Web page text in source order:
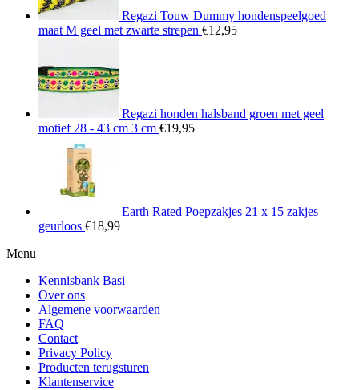
Regazi Touw Dummy hondenspeelgoed
maat M geel met zwarte strepen €12,95
Regazi honden halsband groen met geel
motief 28 - 43 cm 3 cm €19,95
Earth Rated Poepzakjes 21 x 15 zakjes
geurloos €18,99
Menu
Kennisbank Basi
Over ons
Algemene voorwaarden
FAQ
Contact
Privacy Policy
Producten terugsturen
Klantenservice